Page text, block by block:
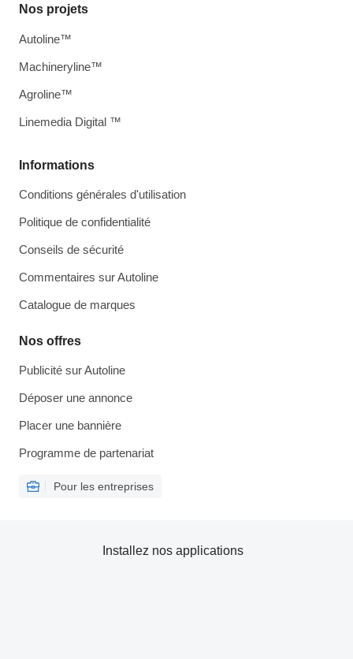
Informations
Conditions générales d'utilisation
Politique de confidentialité
Conseils de sécurité
Commentaires sur Autoline
Catalogue de marques
Nos offres
Publicité sur Autoline
Déposer une annonce
Placer une bannière
Programme de partenariat
Pour les entreprises
Nos projets
Autoline™
Machineryline™
Agroline™
Linemedia Digital ™
Installez nos applications